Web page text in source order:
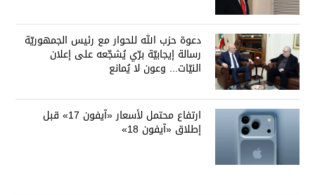
دعوة حزب الله للحوار مع رئيس الجمهوريّة
رسالة إيجابيّة برّي يُشجّعه على إعلان
النيّات... وعون لا يُمانع
ارتفاع محتمل لأسعار «آيفون 17» قبل
إطلاق «آيفون 18»